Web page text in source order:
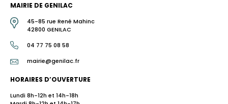
MAIRIE DE GENILAC
45-85 rue René Mahinc
42800 GENILAC
04 77 75 08 58
mairie@genilac.fr
HORAIRES D’OUVERTURE
Lundi 8h-12h et 14h-18h